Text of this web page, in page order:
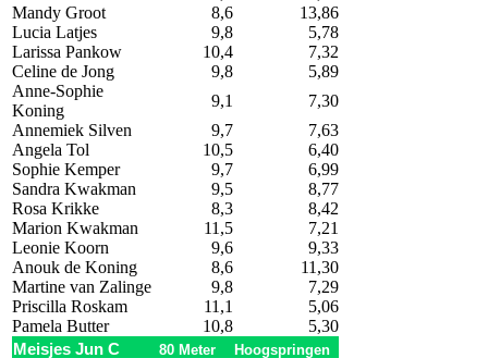
Mandy Groot
8,6
13,86
Lucia Latjes
9,8
5,78
Larissa Pankow
10,4
7,32
Celine de Jong
9,8
5,89
Anne-Sophie
Koning
9,1
7,30
Annemiek Silven
9,7
7,63
Angela Tol
10,5
6,40
Sophie Kemper
9,7
6,99
Sandra Kwakman
9,5
8,77
Rosa Krikke
8,3
8,42
Marion Kwakman
11,5
7,21
Leonie Koorn
9,6
9,33
Anouk de Koning
8,6
11,30
Martine van Zalinge
9,8
7,29
Priscilla Roskam
11,1
5,06
Pamela Butter
10,8 5,30
Meisjes Jun C 80 Meter Hoogspringen